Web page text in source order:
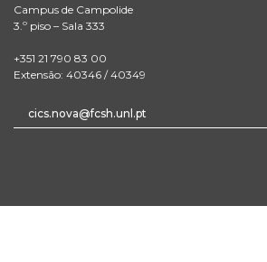
Campus de Campolide
3.º piso – Sala 333
+351 21 790 83 00
Extensão: 40346 / 40349
cics.nova@fcsh.unl.pt